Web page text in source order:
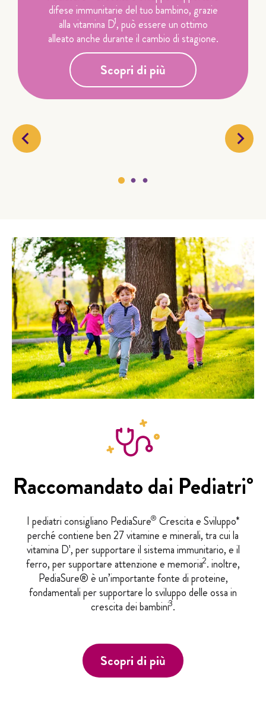
difese immunitarie del tuo bambino, grazie
alla vitamina D1, può essere un ottimo
alleato anche durante il cambio di stagione.
Scopri di più
Raccomandato dai Pediatri°
I pediatri consigliano PediaSure® Crescita e Sviluppo*
perché contiene ben 27 vitamine e minerali, tra cui la
vitamina D¹, per supportare il sistema immunitario, e il
ferro, per supportare attenzione e memoria2. inoltre,
PediaSure® è un’importante fonte di proteine,
fondamentali per supportare lo sviluppo delle ossa in
crescita dei bambini3.
Scopri di più